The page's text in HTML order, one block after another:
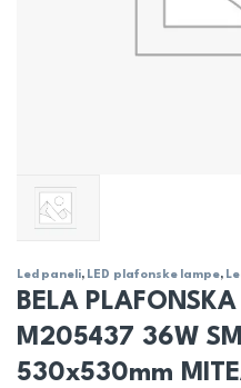
Led paneli, LED plafonske lampe,
BELA
M205437 36W
530x530mm